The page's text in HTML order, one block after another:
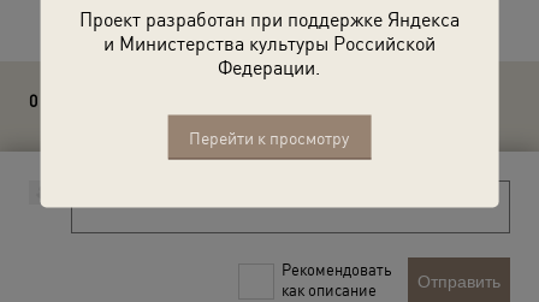
Проект разработан при поддержке Яндекса
и Министерства культуры Российской
Федерации.
Перейти к просмотру
0 комментариев
Рекомендовать
как описание
Отправить